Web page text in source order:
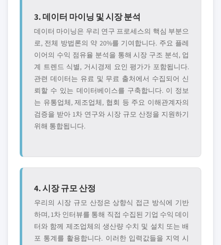
3. 데이터 마이닝 및 시장 분석
데이터 마이닝은 우리 연구 프로세스의 핵심 부분으
로, 전체 방법론의 약 20%를 기여합니다. 주요 플레
이어의 수익 점유율 분석을 통해 시장 구조 분석, 업
계 트렌드 식별, 거시경제 요인 평가가 포함됩니다.
관련 데이터는 유료 및 무료 출처에서 수집되어 신
뢰할 수 있는 데이터베이스를 구축합니다. 이 정보
는 유통업체, 제조업체, 협회 등 주요 이해관계자의
검증을 받아 1차 연구와 시장 규모 산정을 지원하기
위해 통합됩니다.
4. 시장 규모 산정
우리의 시장 규모 산정은 상향식 접근 방식에 기반
하며, 1차 인터뷰를 통해 직접 수집된 기업 수익 데이
터와 함께 제조업체의 생산량 수치 및 설치 또는 배
포 통계를 활용합니다. 이러한 입력값들을 지역 시